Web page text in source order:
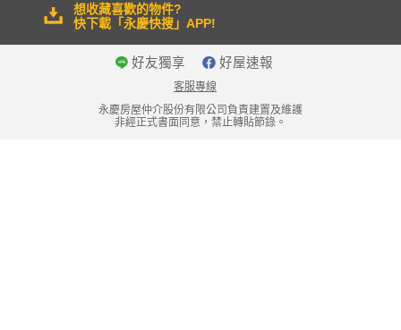
想收藏喜歡的物件?
快下載「永慶快搜」APP!
好友獨享 好屋速報
客服專線
永慶房屋仲介股份有限公司負責建置及維護
非經正式書面同意，禁止轉貼節錄。